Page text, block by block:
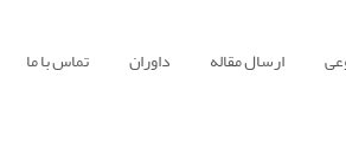
ارسال مقاله داوران تماس با ما